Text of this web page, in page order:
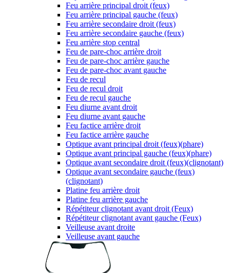
Feu arrière principal droit (feux)
Feu arrière principal gauche (feux)
Feu arrière secondaire droit (feux)
Feu arrière secondaire gauche (feux)
Feu arrière stop central
Feu de pare-choc arrière droit
Feu de pare-choc arrière gauche
Feu de pare-choc avant gauche
Feu de recul
Feu de recul droit
Feu de recul gauche
Feu diurne avant droit
Feu diurne avant gauche
Feu factice arrière droit
Feu factice arrière gauche
Optique avant principal droit (feux)(phare)
Optique avant principal gauche (feux)(phare)
Optique avant secondaire droit (feux)(clignotant)
Optique avant secondaire gauche (feux)
(clignotant)
Platine feu arrière droit
Platine feu arrière gauche
Répétiteur clignotant avant droit (Feux)
Répétiteur clignotant avant gauche (Feux)
Veilleuse avant droite
Veilleuse avant gauche